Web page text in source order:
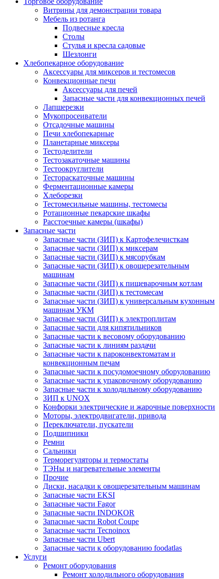
Витрины для демонстрации товара
Мебель из ротанга
Подвесные кресла
Столы
Стулья и кресла садовые
Шезлонги
Хлебопекарное оборудование
Аксессуары для миксеров и тестомесов
Конвекционные печи
Аксессуары для печей
Запасные части для конвекционных печей
Лапшерезки
Мукопросеиватели
Отсадочные машины
Печи хлебопекарные
Планетарные миксеры
Тестоделители
Тестозакаточные машины
Тестоокруглители
Тестораскаточные машины
Ферментационные камеры
Хлеборезки
Тестомесильные машины, тестомесы
Ротационные пекарские шкафы
Расстоечные камеры (шкафы)
Запасные части
Запасные части (ЗИП) к Картофелечисткам
Запасные части (ЗИП) к миксерам
Запасные части (ЗИП) к мясорубкам
Запасные части (ЗИП) к овощерезательным
машинам
Запасные части (ЗИП) к пищеварочным котлам
Запасные части (ЗИП) к тестомесам
Запасные части (ЗИП) к универсальным кухонным
машинам УКМ
Запасные части (ЗИП) к электроплитам
Запасные части для кипятильников
Запасные части к весовому оборудованию
Запасные части к линиям раздачи
Запасные части к пароконвектоматам и
конвекционным печам
Запасные части к посудомоечному оборудованию
Запасные части к упаковочному оборудованию
Запасные части к холодильному оборудованию
ЗИП к UNOX
Конфорки электрические и жарочные поверхности
Моторы, электродвигатели, привода
Переключатели, пускатели
Подшипники
Ремни
Сальники
Терморегуляторы и термостаты
ТЭНы и нагревательные элементы
Прочие
Диски, насадки к овощерезательным машинам
Запасные части EKSI
Запасные части Fagor
Запасные части INDOKOR
Запасные части Robot Coupe
Запасные части Tecnoinox
Запасные части Ubert
Запасные части к оборудованию foodatlas
Услуги
Ремонт оборудования
Ремонт холодильного оборудования